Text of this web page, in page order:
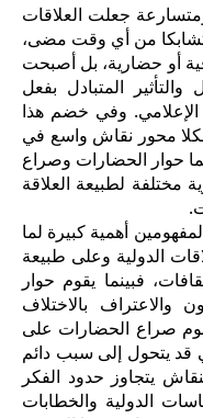
جعلت العلاقات
من أي وقت مضى،
أو حضارية، بل أصبحت
المتبادل بفعل
الإعلامي. وفي خضم هذا
شكلا محور نقاش واسع في
حوار الحضارات وصراع
مختلفة لطبيعة العلاقة
أهمية كبيرة لما
الدولية وعلى طبيعة
فبينما يقوم حوار
والاعتراف بالاختلاف
صراع الحضارات على
قد يتحول إلى سبب دائم
يتجاوز حدود الفكر
الدولية والخطابات